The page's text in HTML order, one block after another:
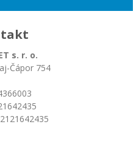
s. r. o.
Čápor 754